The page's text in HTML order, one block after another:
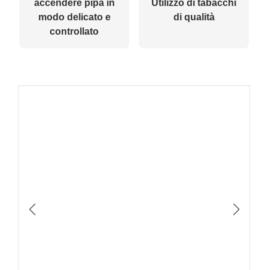
accendere pipa in
modo delicato e
controllato
Utilizzo di tabacchi
di qualità